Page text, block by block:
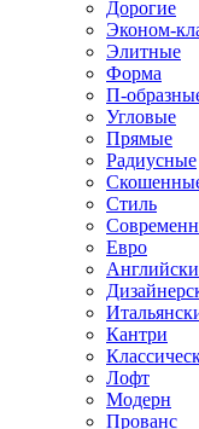
Дорогие
Эконом-
Элитные
Форма
П-
Угловые
Прямые
Радиусные
Стиль
Евро
Кантри
Лофт
Модерн
Прованс